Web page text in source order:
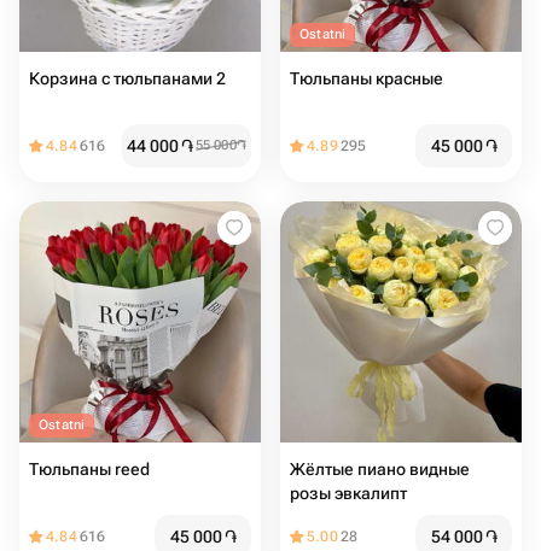
Корзина с тюльпанами 2
4.84616 44 000֏55 000֏
Ostatni
Тюльпаны красные
4.89295 45 000֏
Ostatni
Тюльпаны reed
4.84616 45 000֏
Жёлтые пиано видные
розы эвкалипт
5.0028 54 000֏